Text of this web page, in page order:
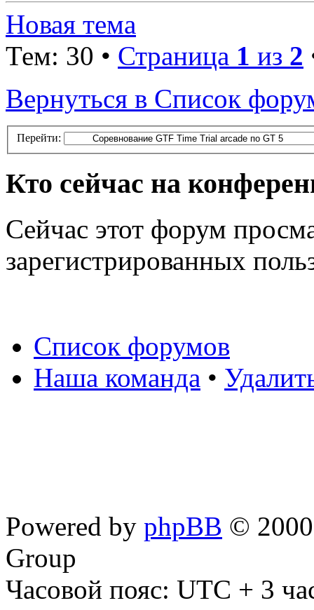
Новая тема
Тем: 30 • Страница 1 из 2
Вернуться в Список
Перейти:
Кто сейчас на
Сейчас этот форум
зарегистрированных
Список форумов
Наша команда •
Powered by phpBB ©
Group
Часовой пояс: UTC + 3